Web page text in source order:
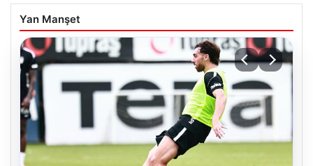
Yan Manşet